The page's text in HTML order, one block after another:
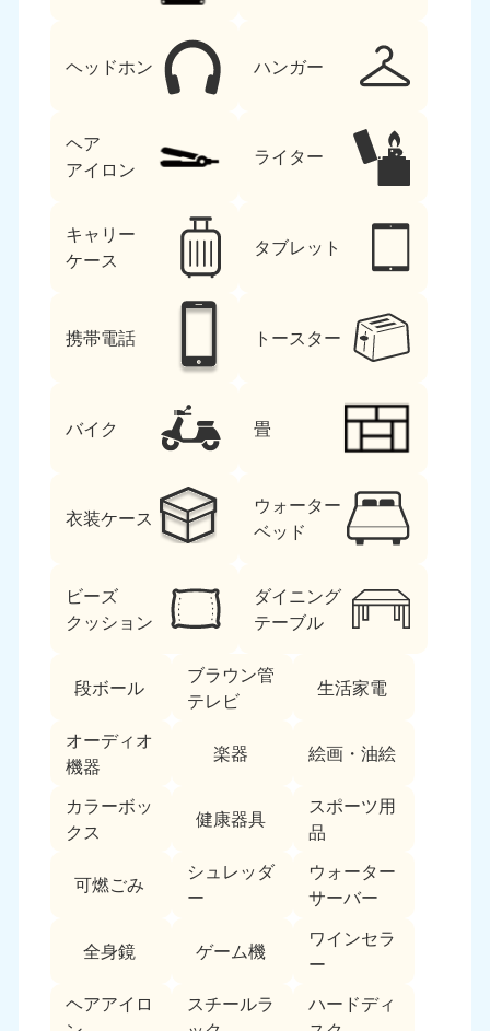
ヘッドホン ハンガー
ヘア
アイロン
ライター
キャリー
ケース
タブレット
携帯電話 トースター
バイク 畳
衣装ケース
ウォーター
ベッド
ビーズ
クッション
ダイニング
テーブル
段ボール
ブラウン管
テレビ
生活家電
オーディオ
機器
楽器 絵画・油絵
カラーボッ
クス
健康器具
スポーツ用
品
可燃ごみ
シュレッダ
ー
ウォーター
サーバー
全身鏡 ゲーム機
ワインセラ
ー
ヘアアイロ
スチールラ
ハードディ
050-1881-5277
9:00〜19:00 年中無休
050-1881-5276
9:00〜19:00 年中無休
岩手県
050-1881-5274
秋田県
050-1881-5275
050-1881-5273
9:00〜19:00 年中無休
宮城県
050-1881-5272
9:00〜19:00 年中無休